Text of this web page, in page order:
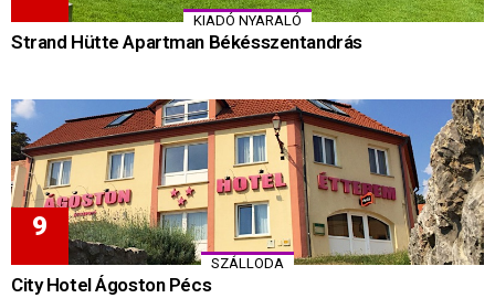
KIADÓ NYARALÓ
Strand Hütte Apartman Békésszentandrás
SZÁLLODA
City Hotel Ágoston Pécs